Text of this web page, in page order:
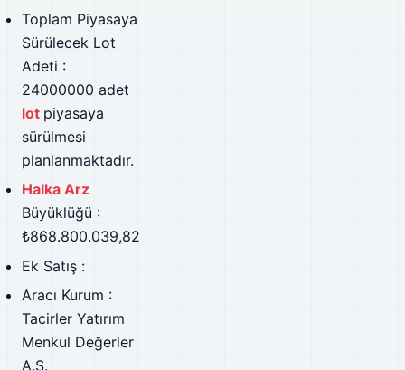
Toplam Piyasaya
Sürülecek Lot
Adeti :
24000000 adet
lot piyasaya
sürülmesi
planlanmaktadır.
Halka Arz
Büyüklüğü :
₺868.800.039,82
Ek Satış :
Aracı Kurum :
Tacirler Yatırım
Menkul Değerler
A.Ş.